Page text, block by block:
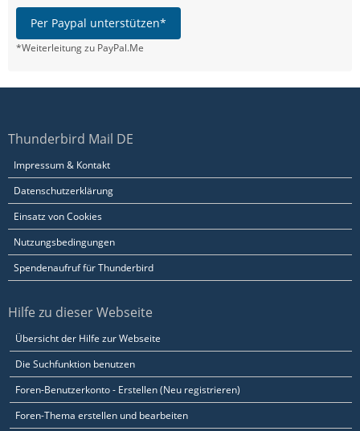
Per Paypal unterstützen*
*Weiterleitung zu PayPal.Me
Thunderbird Mail DE
Impressum & Kontakt
Datenschutzerklärung
Einsatz von Cookies
Nutzungsbedingungen
Spendenaufruf für Thunderbird
Hilfe zu dieser Webseite
Übersicht der Hilfe zur Webseite
Die Suchfunktion benutzen
Foren-Benutzerkonto - Erstellen (Neu registrieren)
Foren-Thema erstellen und bearbeiten